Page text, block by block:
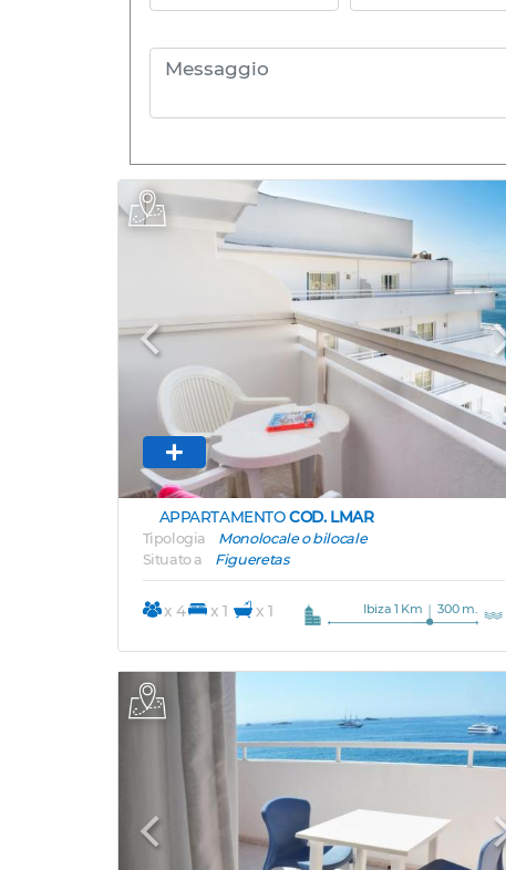
Messaggio
Previous
APPARTAMENTOCOD. LMAR
Tipologia
Monolocale o bilocale
Situato a
Figueretas
x 4 x 1 x 1 Ibiza 1 Km 300 m.
Previous